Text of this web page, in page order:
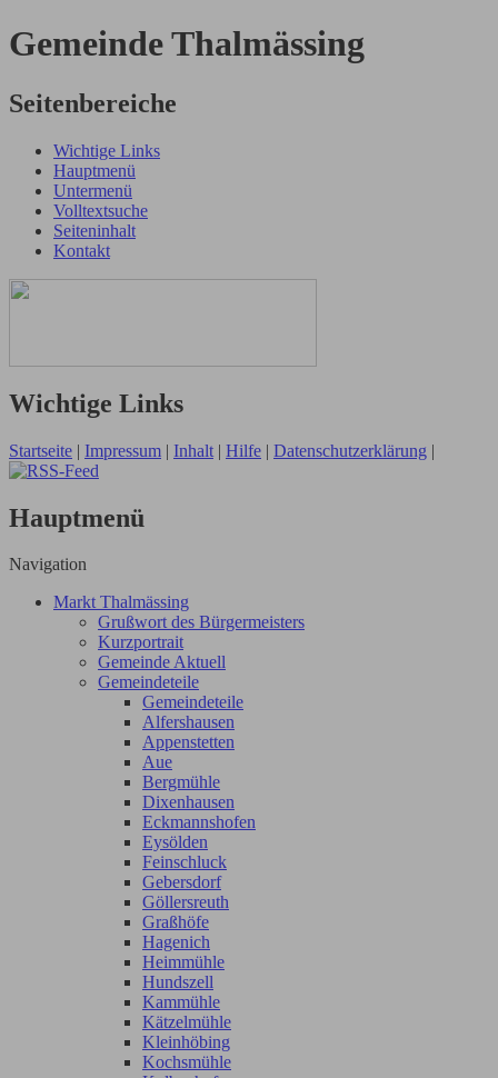
Gemeinde Thalmässing
Seitenbereiche
Wichtige Links
Hauptmenü
Untermenü
Volltextsuche
Seiteninhalt
Kontakt
Wichtige Links
Startseite | Impressum | Inhalt | Hilfe | Datenschutzerklärung |
Hauptmenü
Navigation
Markt Thalmässing
Grußwort des Bürgermeisters
Kurzportrait
Gemeinde Aktuell
Gemeindeteile
Gemeindeteile
Alfershausen
Appenstetten
Aue
Bergmühle
Dixenhausen
Eckmannshofen
Eysölden
Feinschluck
Gebersdorf
Göllersreuth
Graßhöfe
Hagenich
Heimmühle
Hundszell
Kammühle
Kätzelmühle
Kleinhöbing
Kochsmühle